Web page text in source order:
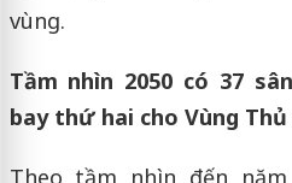
vùng.
Tầm nhìn 2050 có 37
bay thứ hai cho Vùng
Theo tầm nhìn đến